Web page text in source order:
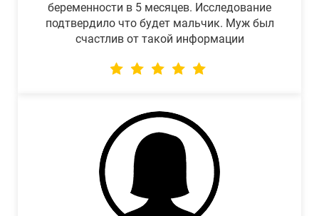
беременности в 5 месяцев. Исследование
подтвердило что будет мальчик. Муж был
счастлив от такой информации